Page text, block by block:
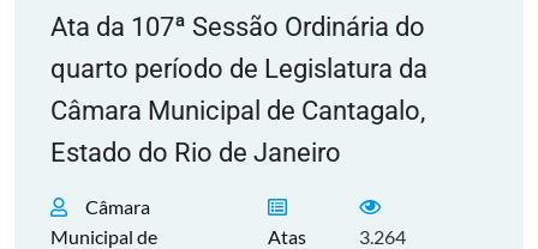
Ata da 107ª Sessão Ordinária do
quarto período de Legislatura da
Câmara Municipal de Cantagalo,
Estado do Rio de Janeiro
Câmara
Municipal de
Atas
3.264